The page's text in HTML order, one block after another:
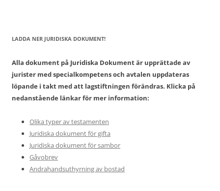
LADDA NER JURIDISKA DOKUMENT!
Alla dokument på Juridiska Dokument är upprättade av
jurister med specialkompetens och avtalen uppdateras
löpande i takt med att lagstiftningen förändras. Klicka på
nedanstående länkar för mer information:
Olika typer av testamenten
Juridiska dokument för gifta
Juridiska dokument för sambor
Gåvobrev
Andrahandsuthyrning av bostad